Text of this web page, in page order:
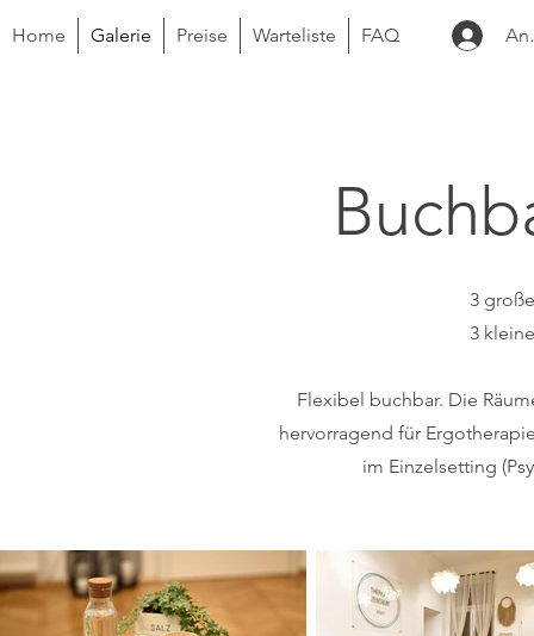
Home Galerie Preise Warteliste FAQ
3
3
Flexibel buchbar. Die
hervorragend für
im Einzelsetting